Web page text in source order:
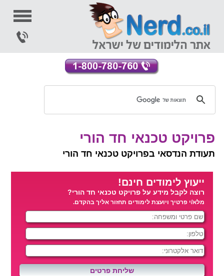
פרויקט טכנאי חד הורי
תעודת הנדסאי בפרויקט טכנאי חד הורי
ייעוץ לימודים חינם!
רוצה לקבל מידע על פרויקט טכנאי חד הורי?
מלא/י פרטיך ויועצת לימודים תחזור אליך בהקדם.